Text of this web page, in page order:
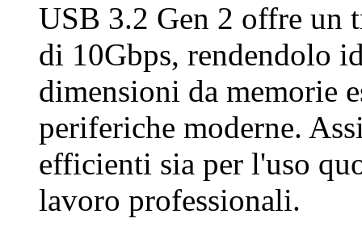
USB 3.2 Gen 2 offre un
di 10Gbps, rendendolo
dimensioni da memorie
periferiche moderne.
efficienti sia per l'uso
lavoro professionali.